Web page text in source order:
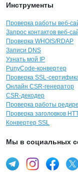
Инструменты
Проверка работы веб-
Запрос контактов веб-
Проверка WHOIS/RDAP
Записи DNS
Узнать мой IP
PunyCode-конвертер
Проверка SSL-
Онлайн CSR-генератор
CSR-декодер
Проверка работы
Проверка заголовков
Конвертер SSL
Мы в социальных